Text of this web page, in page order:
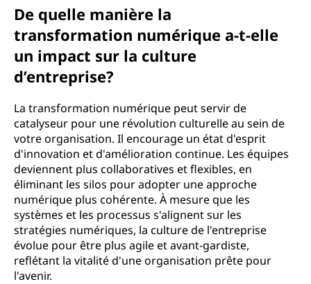
De quelle manière la
transformation numérique a-t-elle
un impact sur la culture
d’entreprise?
La transformation numérique peut servir de
catalyseur pour une révolution culturelle au sein de
votre organisation. Il encourage un état d'esprit
d'innovation et d'amélioration continue. Les équipes
deviennent plus collaboratives et flexibles, en
éliminant les silos pour adopter une approche
numérique plus cohérente. À mesure que les
systèmes et les processus s'alignent sur les
stratégies numériques, la culture de l'entreprise
évolue pour être plus agile et avant-gardiste,
reflétant la vitalité d'une organisation prête pour
l'avenir.